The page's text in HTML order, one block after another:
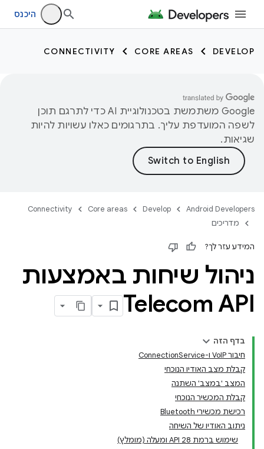
היכנס
DEVELOP
CORE AREAS
CONNECTIVITY
‫Google משתמשת בטכנולוגיית AI כדי לתרגם תוכן
לשפה המועדפת עליך. בתרגומים כאלו עשויות להיות
שגיאות.
Android Developers
Develop
Core areas
Connectivity
מדריכים
המידע עזר לך?
ניהול שיחות באמצעות
Telecom API
בדף הזה
חיבור VoIP ו-ConnectionService
קבלת מצב האודיו הנוכחי
המצב 'במצב' השתנה
קבלת המכשיר הנוכחי
רכישת מכשירי Bluetooth
ניתוב האודיו של השיחה
שימוש ברמת API 28 ומעלה (מומלץ)